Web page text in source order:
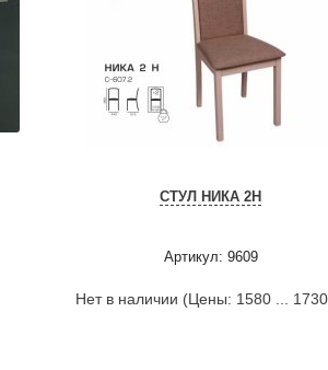
СТУЛ НИКА 2Н
Артикул: 9609
Нет в наличии (Цены: 1580 ...